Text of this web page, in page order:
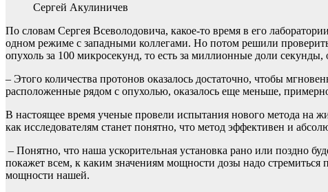
Сергей Акулиничев
По словам Сергея Всеволодовича, какое-то время в его
одном режиме с западными коллегами. Но потом решили
опухоль за 100 микросекунд, то есть за миллионные доли
– Этого количества протонов оказалось достаточно, чтобы
расположенные рядом с опухолью, оказалось еще меньше,
В настоящее время ученые провели испытания нового метода на
как исследователям станет понятно, что метод эффективен и
– Понятно, что наша ускорительная установка рано или поздно
покажет всем, к каким значениям мощности дозы надо стремиться
мощности нашей.